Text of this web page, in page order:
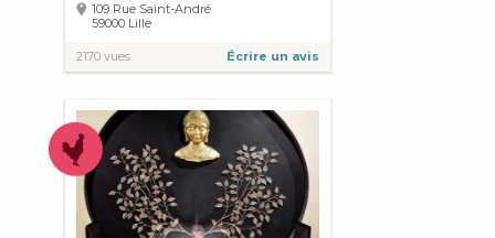
109 Rue Saint-André
59000 Lille
2170 vues Écrire un avis